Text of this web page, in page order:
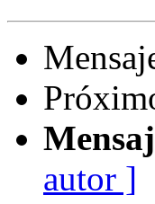
autor ]